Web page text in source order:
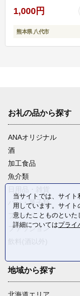
1,000円
熊本県 八代市
お礼の品から探す
ANAオリジナル
酒
加工食品
魚介類
パン・菓子類
フルーツ
ファッション
地域から探す
当サイトでは、サイ
用しています。サイ
意したことものといた
詳細についてはプライ